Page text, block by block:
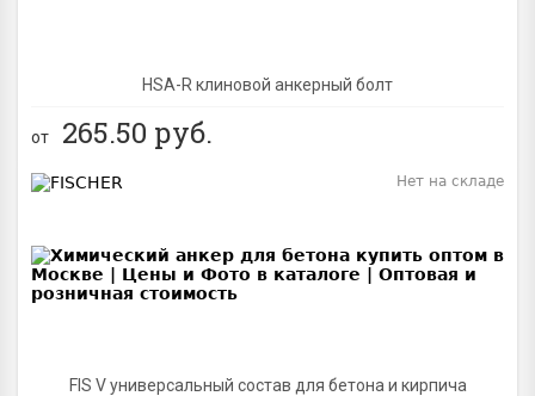
HSA-R клиновой анкерный болт
от 265.50 руб.
FIS V универсальный состав для бетона и кирпича
Нет на складе